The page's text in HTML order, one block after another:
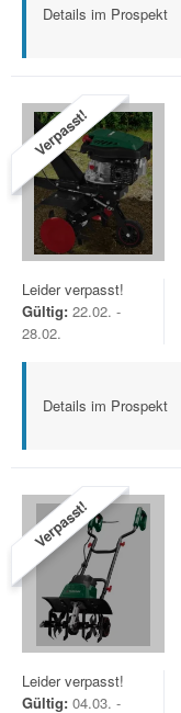
Details im Prospekt
Verpasst!
Leider verpasst!
Gültig: 22.02. -
28.02.
Details im Prospekt
Verpasst!
Leider verpasst!
Gültig: 04.03. -